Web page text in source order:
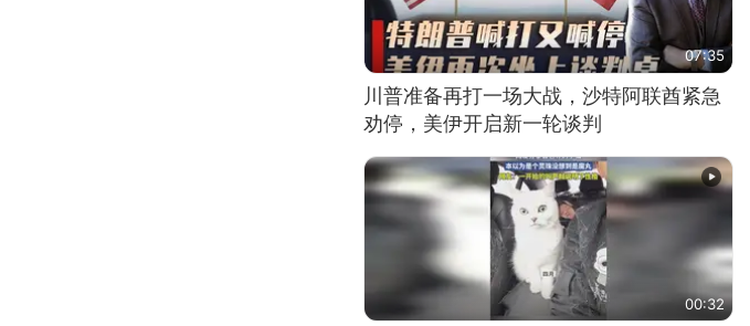
07:35
川普准备再打一场大战，沙特阿联酋紧急
劝停，美伊开启新一轮谈判
00:32